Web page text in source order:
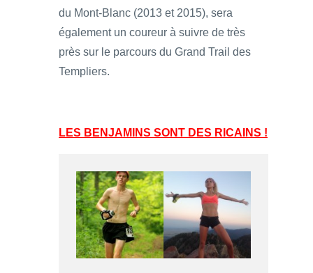
du Mont-Blanc (2013 et 2015), sera
également un coureur à suivre de très
près sur le parcours du Grand Trail des
Templiers.
LES BENJAMINS SONT DES RICAINS !